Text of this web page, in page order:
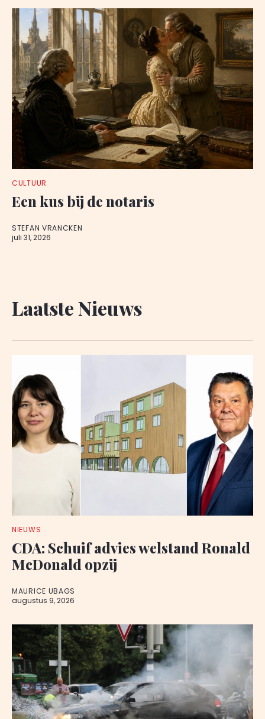
CULTUUR
Een kus bij de notaris
STEFAN VRANCKEN
juli 31, 2026
Laatste Nieuws
NIEUWS
CDA: Schuif advies welstand Ronald
McDonald opzij
MAURICE UBAGS
augustus 9, 2026